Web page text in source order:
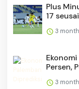
Plus
17
3
Persen,
3